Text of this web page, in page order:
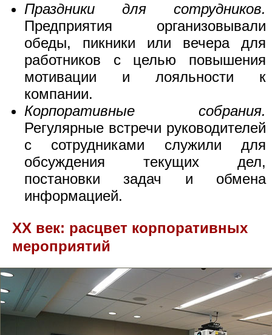
Праздники для сотрудников.
Предприятия организовывали
обеды, пикники или вечера для
работников с целью повышения
мотивации и лояльности к
компании.
Корпоративные собрания.
Регулярные встречи руководителей
с сотрудниками служили для
обсуждения текущих дел,
постановки задач и обмена
информацией.
XX век: расцвет корпоративных
мероприятий